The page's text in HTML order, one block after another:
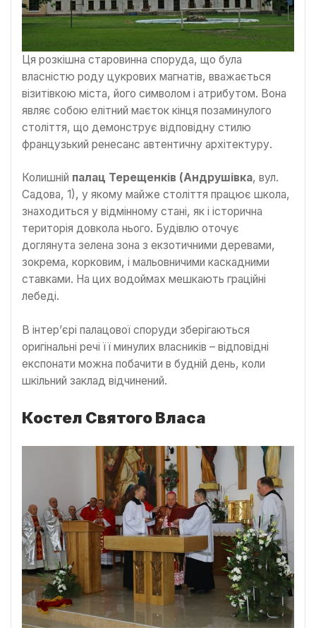
Ця розкішна старовинна споруда, що була
власністю роду цукрових магнатів, вважається
візитівкою міста, його символом і атрибутом. Вона
являє собою елітний маєток кінця позаминулого
століття, що демонструє відповідну стилю
французький ренесанс автентичну архітектуру.
Колишній палац Терещенків (Андрушівка, вул.
Садова, 1), у якому майже століття працює школа,
знаходиться у відмінному стані, як і історична
територія довкола нього. Будівлю оточує
доглянута зелена зона з екзотичними деревами,
зокрема, корковим, і мальовничими каскадними
ставками. На цих водоймах мешкають граційні
лебеді.
В інтер’єрі палацової споруди зберігаються
оригінальні речі її минулих власників – відповідні
експонати можна побачити в будній день, коли
шкільний заклад відчинений.
Костел Святого Власа